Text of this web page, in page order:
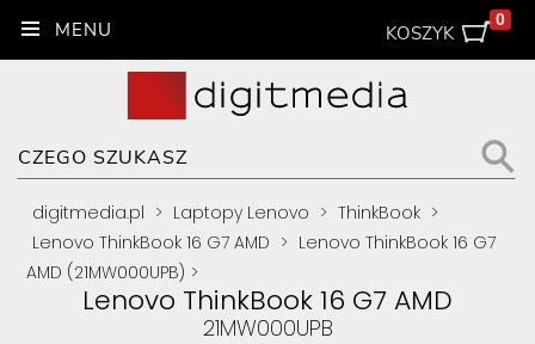
KOSZYK
0
digitmedia.pl > Laptopy Lenovo > ThinkBook >
Lenovo ThinkBook 16 G7 AMD > Lenovo ThinkBook 16 G7
AMD (21MW000UPB) >
Lenovo ThinkBook 16 G7 AMD
21MW000UPB